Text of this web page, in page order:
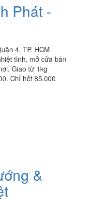
Phát -
4, TP. HCM
tình, mở cửa bán
Giao từ 1kg
Chỉ hết 85.000
&